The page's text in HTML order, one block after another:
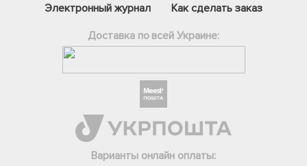
Электронный журнал
Как сделать заказ
Доставка по всей Украине:
Варианты онлайн оплаты:
Телеграм
Вайбер